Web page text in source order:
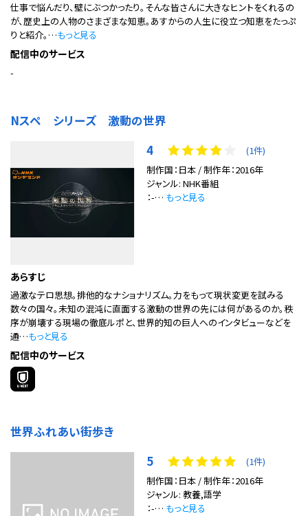
仕事で悩んだり、壁にぶつかったり。そんな皆さんに大きなヒントをくれるの
が、歴史上の人物のさまざまな知恵。あすからの人生に役立つ知恵をたっぷ
りと紹介。…もっと見る
配信中のサービス
-
Nスペ シリーズ 激動の世界
4
(1件)
制作国：日本 / 制作年：2016年
ジャンル: NHK番組
：-… もっと見る
あらすじ
過激なテロ思想。排他的なナショナリズム。力をもって現状変更を試みる
数々の国々。未知の混沌に直面する激動の世界の先には何があるのか。秩
序が崩壊する現場の徹底ルポと、世界的知の巨人へのインタビューなどを
通…もっと見る
配信中のサービス
世界ふれあい街歩き
5
(1件)
制作国：日本 / 制作年：2016年
ジャンル: 教養,語学
：-… もっと見る